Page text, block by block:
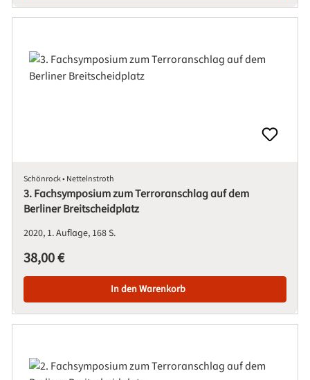
Schönrock • Nettelnstroth
3. Fachsymposium zum Terroranschlag auf dem
Berliner Breitscheidplatz
2020 1. Auflage 168 S.
Regulärer Preis:
38,00 €
In den Warenkorb